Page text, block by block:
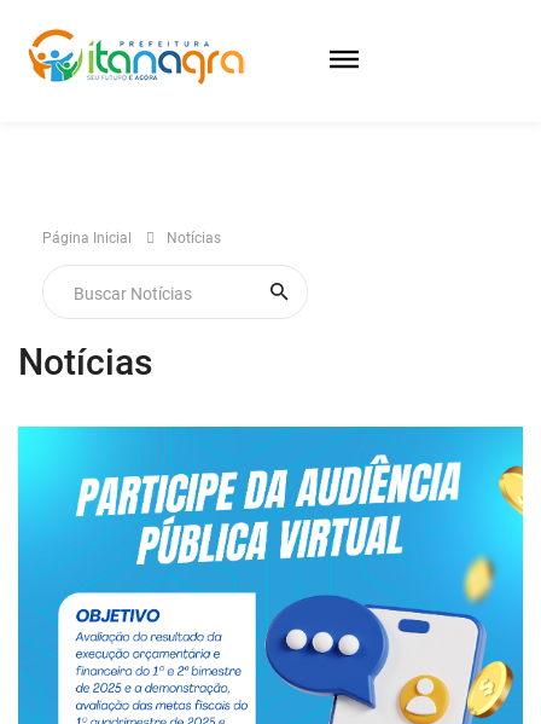
Página Inicial Notícias
Notícias